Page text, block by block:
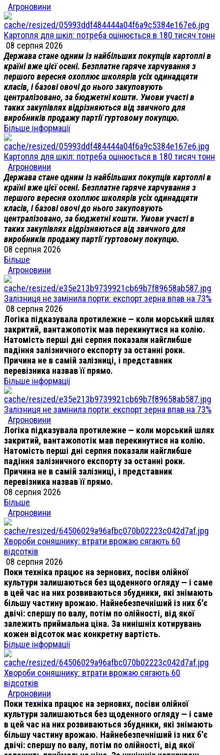
Агроновини
Картопля для шкіл: потреба оцінюється в 180 тисяч тонн
08 серпня 2026
Держава стане одним із найбільших покупців картоплі в
країні вже цієї осені. Безплатне гаряче харчування з
першого вересня охоплює школярів усіх одинадцяти
класів, і базові овочі до нього закуповують
централізовано, за бюджетні кошти. Умови участі в
таких закупівлях відрізняються від звичного для
виробників продажу партії гуртовому покупцю.
Більше інформації
Картопля для шкіл: потреба оцінюється в 180 тисяч тонн
Агроновини
Держава стане одним із найбільших покупців картоплі в
країні вже цієї осені. Безплатне гаряче харчування з
першого вересня охоплює школярів усіх одинадцяти
класів, і базові овочі до нього закуповують
централізовано, за бюджетні кошти. Умови участі в
таких закупівлях відрізняються від звичного для
виробників продажу партії гуртовому покупцю.
08 серпня 2026
Більше
Агроновини
Залізниця не замінила порти: експорт зерна впав на 73%
08 серпня 2026
Логіка підказувала протилежне — коли морський шлях
закритий, вантажопотік мав перекинутися на колію.
Натомість перші дні серпня показали найглибше
падіння залізничного експорту за останні роки.
Причина не в самій залізниці, і представник
перевізника назвав її прямо.
Більше інформації
Залізниця не замінила порти: експорт зерна впав на 73%
Агроновини
Логіка підказувала протилежне — коли морський шлях
закритий, вантажопотік мав перекинутися на колію.
Натомість перші дні серпня показали найглибше
падіння залізничного експорту за останні роки.
Причина не в самій залізниці, і представник
перевізника назвав її прямо.
08 серпня 2026
Більше
Агроновини
Хвороби соняшнику: втрати врожаю сягають 60
відсотків
08 серпня 2026
Поки техніка працює на зернових, посіви олійної
культури залишаються без щоденного огляду — і саме
в цей час на них розвиваються збудники, які знімають
більшу частину врожаю. Найнебезпечніший із них б'є
двічі: спершу по валу, потім по олійності, від якої
залежить приймальна ціна. За нинішніх котирувань
кожен відсоток має конкретну вартість.
Більше інформації
Хвороби соняшнику: втрати врожаю сягають 60
відсотків
Агроновини
Поки техніка працює на зернових, посіви олійної
культури залишаються без щоденного огляду — і саме
в цей час на них розвиваються збудники, які знімають
більшу частину врожаю. Найнебезпечніший із них б'є
двічі: спершу по валу, потім по олійності, від якої